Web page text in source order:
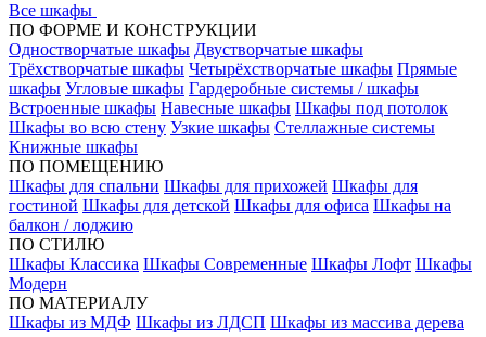
Все шкафы
ПО ФОРМЕ И КОНСТРУКЦИИ
Одностворчатые шкафы Двустворчатые шкафы
Трёхстворчатые шкафы Четырёхстворчатые шкафы Прямые
шкафы Угловые шкафы Гардеробные системы / шкафы
Встроенные шкафы Навесные шкафы Шкафы под потолок
Шкафы во всю стену Узкие шкафы Стеллажные системы
Книжные шкафы
ПО ПОМЕЩЕНИЮ
Шкафы для спальни Шкафы для прихожей Шкафы для
гостиной Шкафы для детской Шкафы для офиса Шкафы на
балкон / лоджию
ПО СТИЛЮ
Шкафы Классика Шкафы Современные Шкафы Лофт Шкафы
Модерн
ПО МАТЕРИАЛУ
Шкафы из МДФ Шкафы из ЛДСП Шкафы из массива дерева